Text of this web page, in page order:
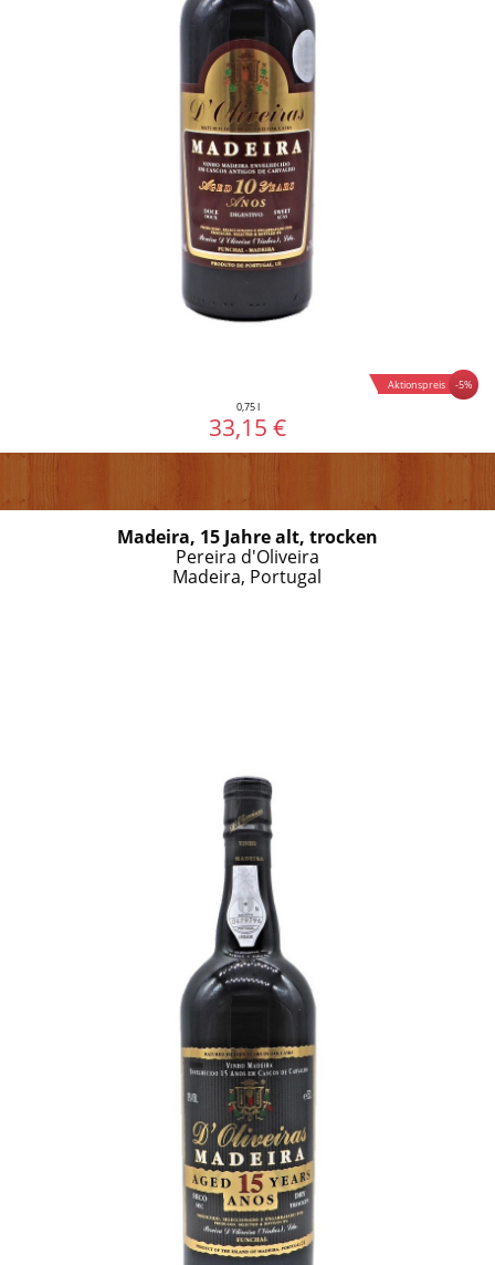
-5%
Aktionspreis
0,75 l
33,15 €
Madeira, 15 Jahre alt, trocken
Pereira d'Oliveira
Madeira, Portugal